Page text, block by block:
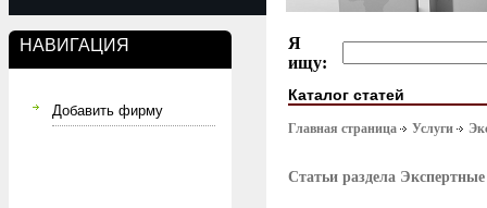
НАВИГАЦИЯ
Добавить фирму
Я
ищу:
Каталог статей
Главная страница Услуги
Статьи раздела Экспертные